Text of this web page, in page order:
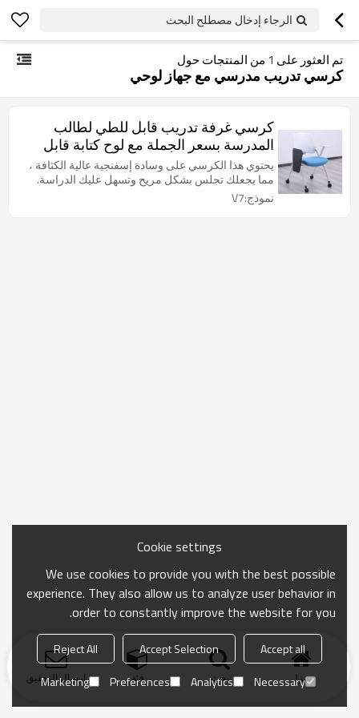
الرجاء إدخال مصطلح البحث
تم العثور على 1 من المنتجات حول
كرسي تدريب مدرسي مع جهاز لوحي
كرسي غرفة تدريب قابل للطي لطالب
المدرسة بسعر الجملة مع لوح كتابة قابل
للضبط في الفصل الدراسي قابل للتكديس
مع عجلات
يحتوي هذا الكرسي على وسادة إسفنجية عالية الكثافة ،
مما يجعلك تجلس بشكل مريح وتسهل عليك الدراسة.
نموذج:V7
منزل بحث فئة ارسال التحقيق
Cookie settings
We use cookies to provide you with the best possible
experience. They also allow us to analyze user behavior in
order to constantly improve the website for you.
Accept all
Accept Selection
Reject All
Necessary
Analytics
Preferences
Marketing